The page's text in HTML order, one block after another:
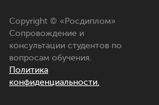
Copyright © «Росдиплом»
Сопровождение и
консультации студентов по
вопросам обучения.
Политика
конфиденциальности.